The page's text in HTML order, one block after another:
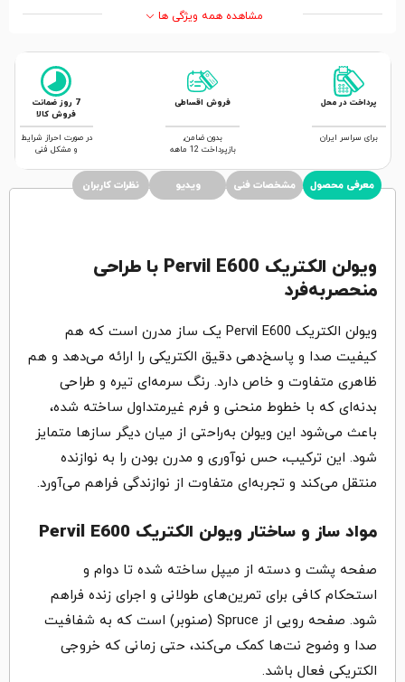
مشاهده همه ویژگی ها
پرداخت در محل
برای سراسر ایران
فروش اقساطی
بدون ضامن,
بازپرداخت 12 ماهه
7 روز ضمانت
فروش کالا
در صورت احراز شرایط
و مشکل فنی
معرفی محصول مشخصات فنی ویدیو نظرات کاربران
ویولن الکتریک Pervil E600 با طراحی
منحصربه‌فرد
ویولن الکتریک Pervil E600 یک ساز مدرن است که هم
کیفیت صدا و پاسخ‌دهی دقیق الکتریکی را ارائه می‌دهد و هم
ظاهری متفاوت و خاص دارد. رنگ سرمه‌ای تیره و طراحی
بدنه‌ای که با خطوط منحنی و فرم غیرمتداول ساخته شده،
باعث می‌شود این ویولن به‌راحتی از میان دیگر سازها متمایز
شود. این ترکیب، حس نوآوری و مدرن بودن را به نوازنده
منتقل می‌کند و تجربه‌ای متفاوت از نوازندگی فراهم می‌آورد.
مواد ساز و ساختار ویولن الکتریک Pervil E600
صفحه پشت و دسته از میپل ساخته شده تا دوام و
استحکام کافی برای تمرین‌های طولانی و اجرای زنده فراهم
شود. صفحه رویی از Spruce (صنوبر) است که به شفافیت
صدا و وضوح نت‌ها کمک می‌کند، حتی زمانی که خروجی
الکتریکی فعال باشد.